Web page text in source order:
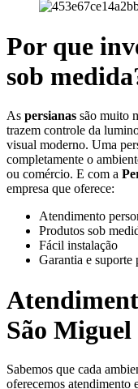
Por que
sob
As persianas são muito
trazem controle da
visual moderno. Uma
completamente o
ou comércio. E com a
empresa que oferece:
Atendimento
Produtos sob
Fácil instalação
Garantia e suporte
São Miguel
Sabemos que cada
oferecemos atendimento